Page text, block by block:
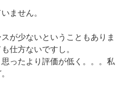
ません。
が少ないということもありま
仕方ないですし。
ったより評価が低く。。。私